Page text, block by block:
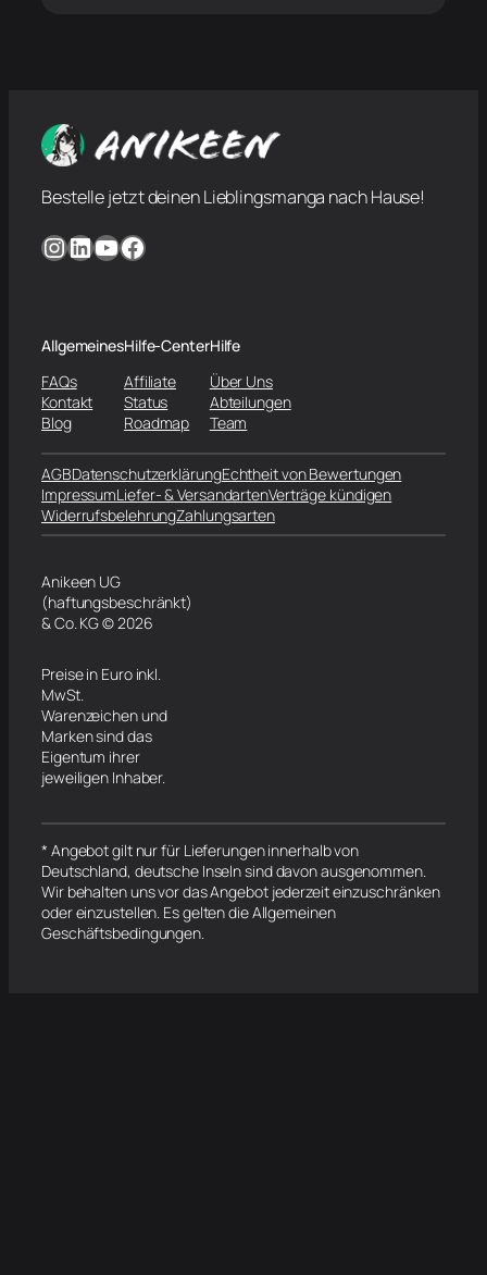
Bestelle jetzt deinen Lieblingsmanga nach Hause!
InstagramLinkedIn YouTube Facebook
Allgemeines
FAQs
Kontakt
Blog
Hilfe-Center
Affiliate
Status
Roadmap
Hilfe
Über Uns
Abteilungen
Team
AGBDatenschutzerklärungEchtheit von Bewertungen
ImpressumLiefer- & VersandartenVerträge kündigen
WiderrufsbelehrungZahlungsarten
Anikeen UG
(haftungsbeschränkt)
& Co. KG © 2026
Preise in Euro inkl.
MwSt.
Warenzeichen und
Marken sind das
Eigentum ihrer
jeweiligen Inhaber.
* Angebot gilt nur für Lieferungen innerhalb von
Deutschland, deutsche Inseln sind davon ausgenommen.
Wir behalten uns vor das Angebot jederzeit einzuschränken
oder einzustellen. Es gelten die Allgemeinen
Geschäftsbedingungen.